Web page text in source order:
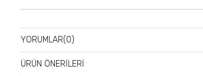
YORUMLAR(0)
ÜRÜN ÖNERILERI